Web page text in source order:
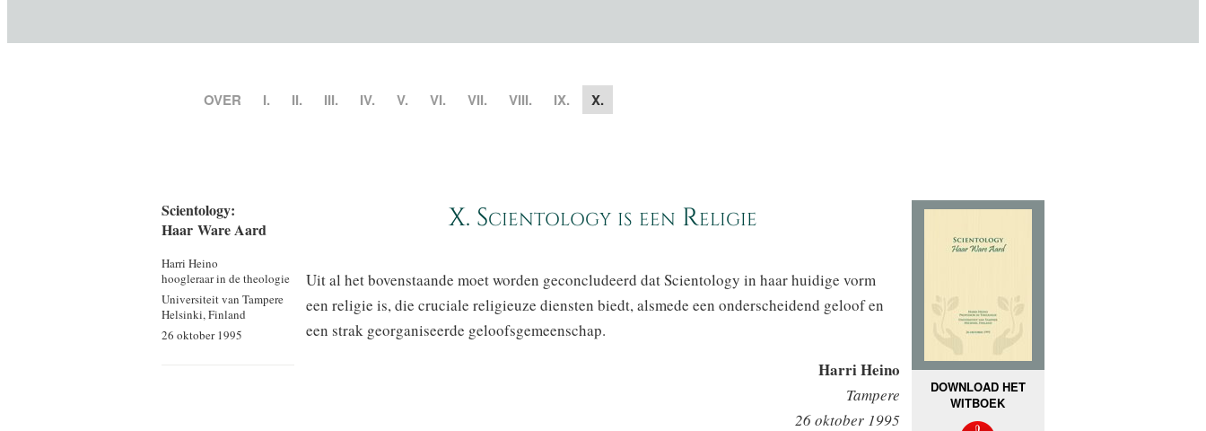
OVER I. II. III. IV. V. VI. VII. VIII. IX. X.
Scientology:
Haar Ware Aard
Harri Heino
hoogleraar in de theologie
Universiteit van Tampere
Helsinki, Finland
26 oktober 1995
X. Scientology is een Religie
Uit al het bovenstaande moet worden geconcludeerd dat Scientology in haar huidige vorm
een religie is, die cruciale religieuze diensten biedt, alsmede een onderscheidend geloof en
een strak georganiseerde geloofsgemeenschap.
Harri Heino
Tampere
26 oktober 1995
DOWNLOAD HET
WITBOEK